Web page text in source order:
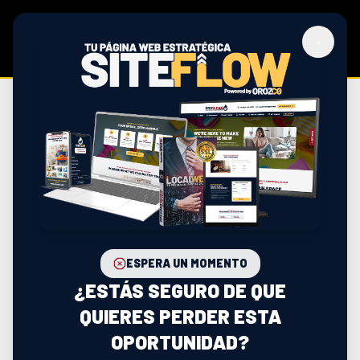
TU PÁGINA
WEB LISTA EN
SOLO 3 DÍAS
ELIMINA LA ESPERA. ACELERA TUS RESULTADOS
Mientras otros te hacen esperar semanas o meses,
ESPERA UN MOMENTO
¿ESTÁS SEGURO DE QUE
QUIERES PERDER ESTA
OPORTUNIDAD?